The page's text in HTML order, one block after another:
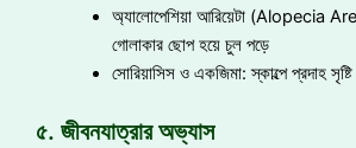
অ্যালোপেশিয়া আরিয়েটা (Alopecia
গোলাকার ছোপ হয়ে চুল পড়ে
সোরিয়াসিস ও একজিমা: স্কাল্পে প্রদাহ
৫. জীবনযাত্রার অভ্যাস